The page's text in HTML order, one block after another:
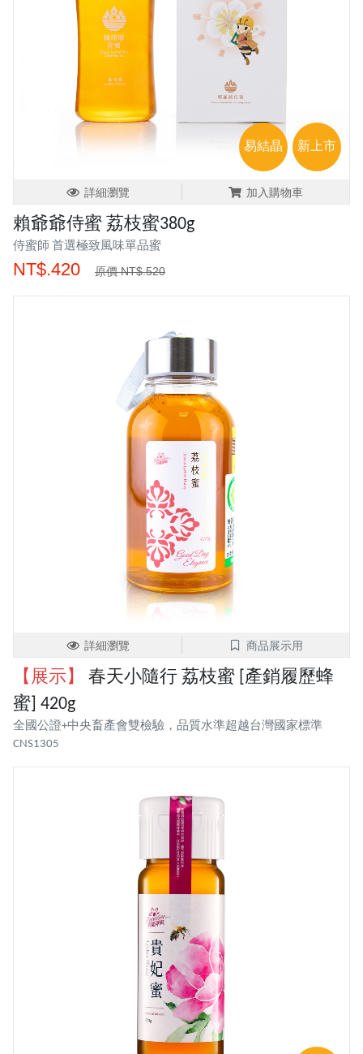
新上市
易結晶
詳細瀏覽 加入購物車
賴爺爺侍蜜 荔枝蜜380g
侍蜜師 首選極致風味單品蜜
NT$.420 原價 NT$.520
詳細瀏覽 商品展示用
【展示】
春天小隨行 荔枝蜜 [產銷履歷蜂
蜜] 420g
全國公證+中央畜產會雙檢驗，品質水準超越台灣國家標準
CNS1305